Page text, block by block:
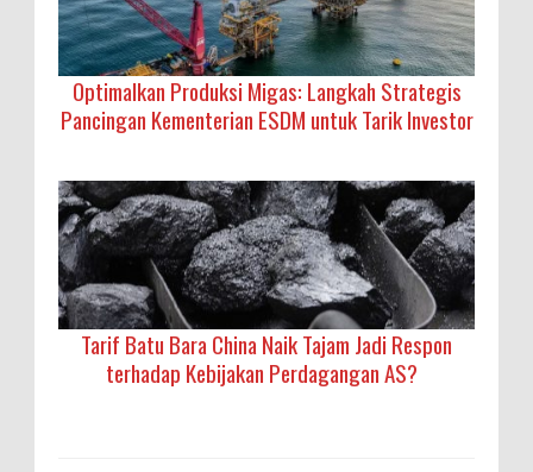
Optimalkan Produksi Migas: Langkah Strategis
Pancingan Kementerian ESDM untuk Tarik Investor
Tarif Batu Bara China Naik Tajam Jadi Respon
terhadap Kebijakan Perdagangan AS?